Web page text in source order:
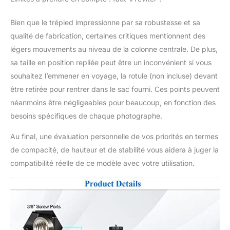
matériau
imperméables, le
mécanisme de
verrouillage scelle
complètement les
pieds pour empêcher
l'eau de pénétrer dans
les jambes lors de la
prise de vue dans des
environnements
rétractables
antidérapantes : les
pieds de trépied en
pointes rétractables
sont conçus pour
améliorer la stabilité et
peuvent s'adapter à
différents
Bien que le trépied impressionne par sa robustesse et sa
qualité de fabrication, certaines critiques mentionnent des
légers mouvements au niveau de la colonne centrale. De plus,
sa taille en position repliée peut être un inconvénient si vous
souhaitez l’emmener en voyage, la rotule (non incluse) devant
être retirée pour rentrer dans le sac fourni. Ces points peuvent
néanmoins être négligeables pour beaucoup, en fonction des
besoins spécifiques de chaque photographe.
Au final, une évaluation personnelle de vos priorités en termes
de compacité, de hauteur et de stabilité vous aidera à juger la
compatibilité réelle de ce modèle avec votre utilisation.